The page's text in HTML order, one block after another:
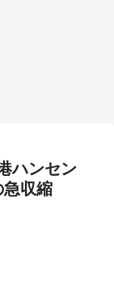
ハンセン
急収縮